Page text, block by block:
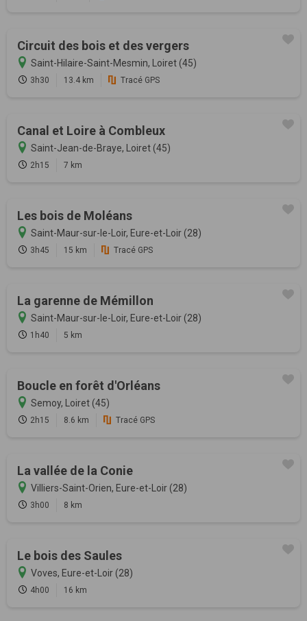
Circuit des bois et des vergers
Saint-Hilaire-Saint-Mesmin, Loiret (45)
3h30 13.4 km Tracé GPS
Canal et Loire à Combleux
Saint-Jean-de-Braye, Loiret (45)
2h15 7 km
Les bois de Moléans
Saint-Maur-sur-le-Loir, Eure-et-Loir (28)
3h45 15 km Tracé GPS
La garenne de Mémillon
Saint-Maur-sur-le-Loir, Eure-et-Loir (28)
1h40 5 km
Boucle en forêt d'Orléans
Semoy, Loiret (45)
2h15 8.6 km Tracé GPS
La vallée de la Conie
Villiers-Saint-Orien, Eure-et-Loir (28)
3h00 8 km
Le bois des Saules
Voves, Eure-et-Loir (28)
4h00 16 km